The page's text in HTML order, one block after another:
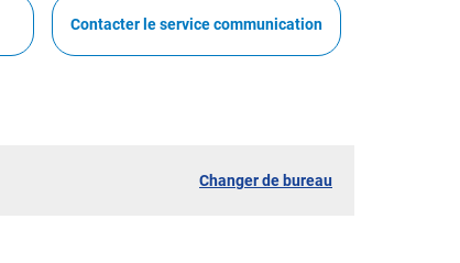
Contacter le service communication
Changer de bureau